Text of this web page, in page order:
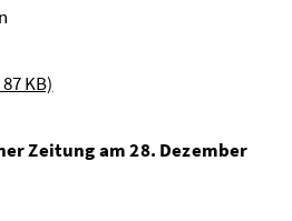
KB)
Zeitung am 28. Dezember